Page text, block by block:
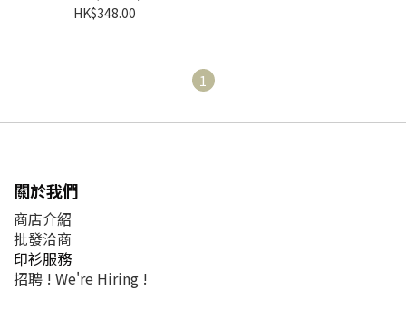
HK$348.00
1
關於我們
商店介紹
批發洽商
印衫服務
招聘 ! We're Hiring !